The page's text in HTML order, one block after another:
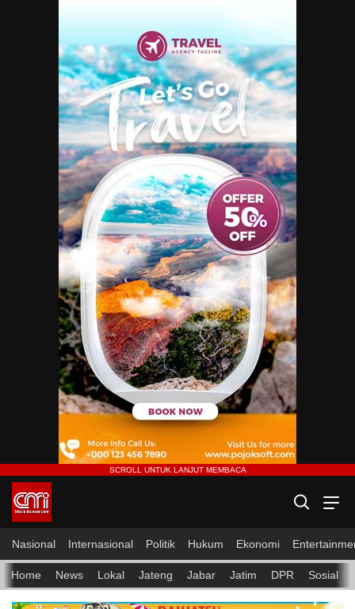
Nasional Internasional Politik Hukum Ekonomi
Home News Lokal Jateng Jabar Jatim DPR Sosial